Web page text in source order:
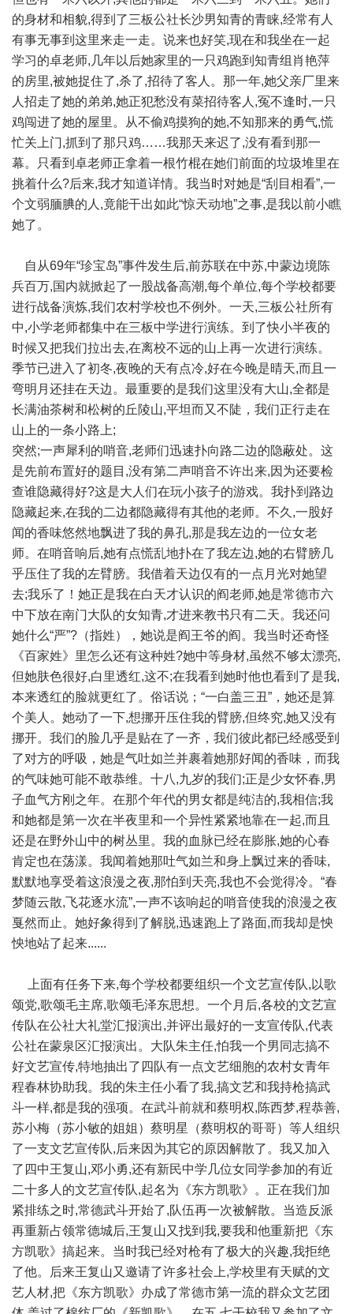
的身材和相貌,得到了三板公社长沙男知青的青睐,经常有人
有事无事到这里来走一走。说来也好笑,现在和我坐在一起
学习的卓老师,几年以后她家里的一只鸡跑到知青组肖艳萍
的房里,被她捉住了,杀了,招待了客人。那一年,她父亲厂里来
人招走了她的弟弟,她正犯愁没有菜招待客人,冤不逢时,一只
鸡闯进了她的屋里。从不偷鸡摸狗的她,不知那来的勇气,慌
忙关上门,抓到了那只鸡……我那天来迟了,没有看到那一
幕。只看到卓老师正拿着一根竹棍在她们前面的垃圾堆里在
挑着什么?后来,我才知道详情。我当时对她是“刮目相看”,一
个文弱腼腆的人,竟能干出如此“惊天动地”之事,是我以前小瞧
她了。
自从69年“珍宝岛”事件发生后,前苏联在中苏,中蒙边境陈
兵百万,国内就掀起了一股战备高潮,每个单位,每个学校都要
进行战备演炼,我们农村学校也不例外。一天,三板公社所有
中,小学老师都集中在三板中学进行演练。到了快小半夜的
时候又把我们拉出去,在离校不远的山上再一次进行演练。
季节已进入了初冬,夜晚的天有点冷,好在今晚是晴天,而且一
弯明月还挂在天边。最重要的是我们这里没有大山,全都是
长满油茶树和松树的丘陵山,平坦而又不陡，我们正行走在
山上的一条小路上;
突然;一声犀利的哨音,老师们迅速扑向路二边的隐蔽处。这
是先前布置好的题目,没有第二声哨音不许出来,因为还要检
查谁隐藏得好?这是大人们在玩小孩子的游戏。我扑到路边
隐藏起来,在我的二边都隐藏得有其他的老师。不久,一股好
闻的香味悠然地飘进了我的鼻孔,那是我左边的一位女老
师。在哨音响后,她有点慌乱地扑在了我左边,她的右臂膀几
乎压住了我的左臂膀。我借着天边仅有的一点月光对她望
去;我乐了！她正是我在白天才认识的阎老师,她是常德市六
中下放在南门大队的女知青,才进来教书只有二天。我还问
她什么“严”?（指姓），她说是阎王爷的阎。我当时还奇怪
《百家姓》里怎么还有这种姓?她中等身材,虽然不够太漂亮,
但她肤色很好,白里透红,这不;在我看到她时他也看到了是我,
本来透红的脸就更红了。俗话说；“一白盖三丑”，她还是算
个美人。她动了一下,想挪开压住我的臂膀,但终究,她又没有
挪开。我们的脸几乎是贴在了一齐，我们彼此都已经感受到
了对方的呼吸，她是气吐如兰并裹着她那好闻的香味，而我
的气味她可能不敢恭维。十八,九岁的我们;正是少女怀春,男
子血气方刚之年。在那个年代的男女都是纯洁的,我相信;我
和她都是第一次在半夜里和一个异性紧紧地靠在一起,而且
还是在野外山中的树丛里。我的血脉已经在膨胀,她的心春
肯定也在荡漾。我闻着她那吐气如兰和身上飘过来的香味,
默默地享受着这浪漫之夜,那怕到天亮,我也不会觉得冷。“春
梦随云散,飞花逐水流”,一声不该响起的哨音使我的浪漫之夜
戛然而止。她好象得到了解脱,迅速跑上了路面,而我却是怏
怏地站了起来......
上面有任务下来,每个学校都要组织一个文艺宣传队,以歌
颂党,歌颂毛主席,歌颂毛泽东思想。一个月后,各校的文艺宣
传队在公社大礼堂汇报演出,并评出最好的一支宣传队,代表
公社在蒙泉区汇报演出。大队朱主任,怕我一个男同志搞不
好文艺宣传,特地抽出了四队有一点文艺细胞的农村女青年
程春林协助我。我的朱主任小看了我,搞文艺和我持枪搞武
斗一样,都是我的强项。在武斗前就和蔡明权,陈西梦,程恭善,
苏小梅（苏小敏的姐姐）蔡明星（蔡明权的哥哥）等人组织
了一支文艺宣传队,后来因为其它的原因解散了。我又加入
了四中王复山,邓小勇,还有新民中学几位女同学参加的有近
二十多人的文艺宣传队,起名为《东方凯歌》。正在我们加
紧排练之时,常德武斗开始了,队伍再一次被解散。当造反派
再重新占领常德城后,王复山又找到我,要我和他重新把《东
方凯歌》搞起来。当时我已经对枪有了极大的兴趣,我拒绝
了他。后来王复山又邀请了许多社会上,学校里有天赋的文
艺人材,把《东方凯歌》办成了常德市第一流的群众文艺团